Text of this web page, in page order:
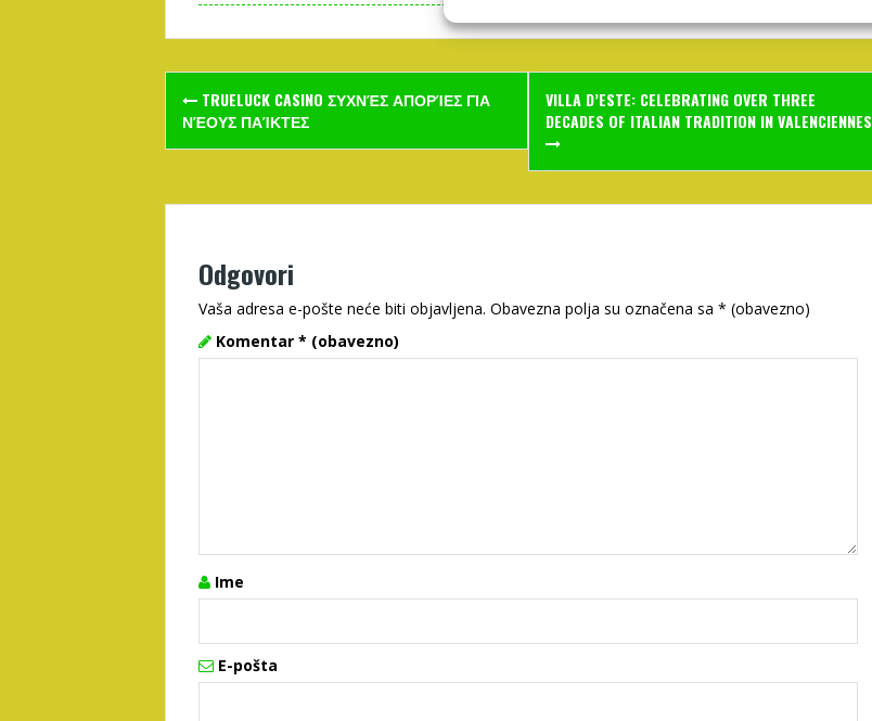
Post
navigation
TRUELUCK CASINO ΣΥΧΝΈΣ ΑΠΟΡΊΕΣ ΓΙΑ
ΝΈΟΥΣ ΠΑΊΚΤΕΣ
VILLA D’ESTE: CELEBRATING OVER THREE
DECADES OF ITALIAN TRADITION IN VALENCIENNES
Odgovori
Vaša adresa e-pošte neće biti objavljena. Obavezna polja su označena sa * (obavezno)
Komentar * (obavezno)
Ime
E-pošta